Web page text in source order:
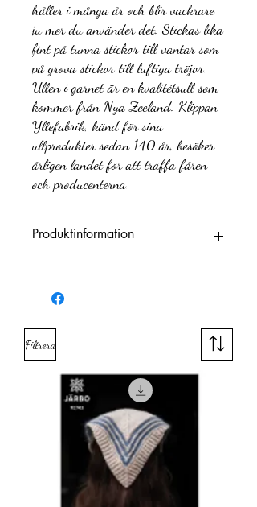
håller i många år och blir vackrare
ju mer du använder det. Stickas lika
fint på tunna stickor till vantar som
på grova stickor till luftiga tröjor.
Ullen i garnet är en kvalitétsull som
kommer från Nya Zeeland. Klippan
Yllefabrik, känd för sina
ullprodukter sedan 140 år, besöker
årligen landet för att träffa fåren
och producenterna.
Produktinformation
Garnkvalitet
´(fibrer)
Garnviktsgrupp Sport
Meter per 100
300 m
Nystanvikt 100 g
Filtrera